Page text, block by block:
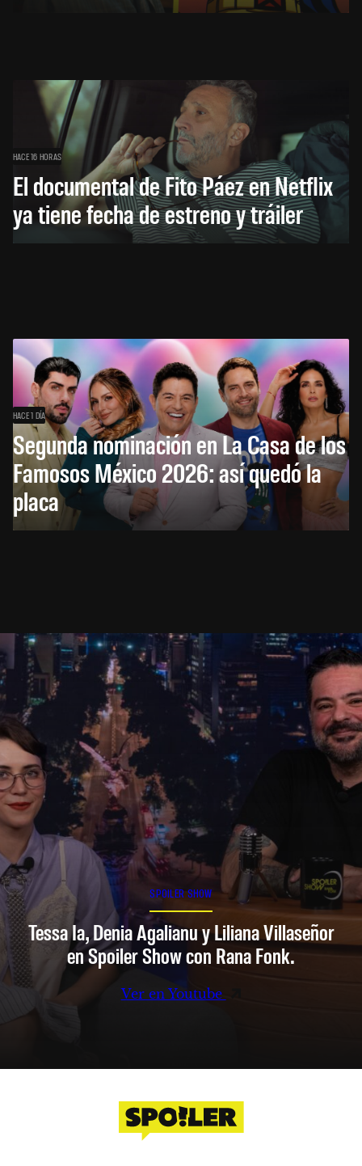
HACE 16 HORAS
El documental de Fito Páez en Netflix
ya tiene fecha de estreno y tráiler
HACE 1 DÍA
Segunda nominación en La Casa de los
Famosos México 2026: así quedó la
placa
SPOILER SHOW
Tessa Ia, Denia Agalianu y Liliana Villaseñor
en Spoiler Show con Rana Fonk.
Ver en Youtube